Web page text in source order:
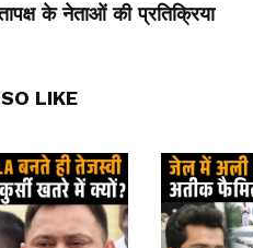
के नेताओं की प्रतिक्रिया
LIKE